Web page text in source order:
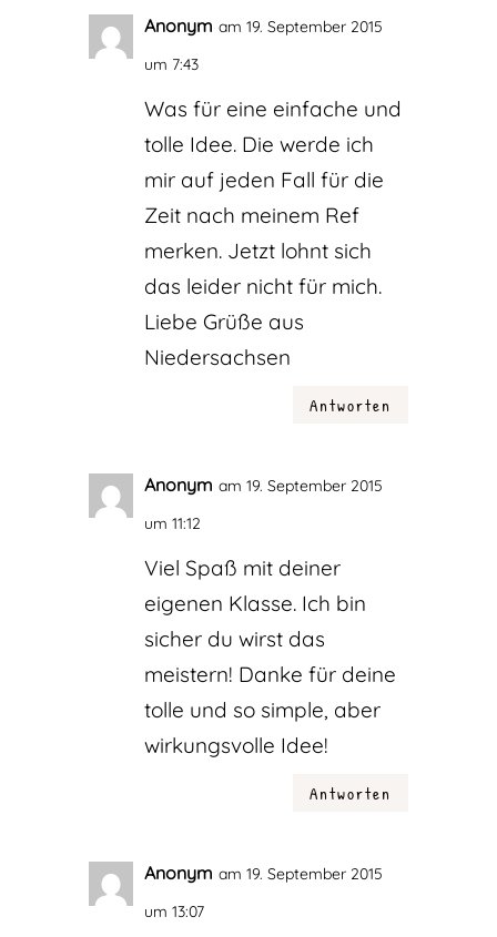
Anonym am 19. September 2015
um 7:43
Was für eine einfache und
tolle Idee. Die werde ich
mir auf jeden Fall für die
Zeit nach meinem Ref
merken. Jetzt lohnt sich
das leider nicht für mich.
Liebe Grüße aus
Niedersachsen
Antworten
Anonym am 19. September 2015
um 11:12
Viel Spaß mit deiner
eigenen Klasse. Ich bin
sicher du wirst das
meistern! Danke für deine
tolle und so simple, aber
wirkungsvolle Idee!
Antworten
Anonym am 19. September 2015
um 13:07